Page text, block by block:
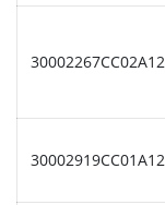
30002267CC02A12
30002919CC01A12